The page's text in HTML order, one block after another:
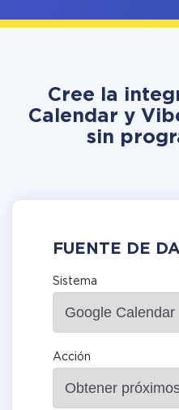
Cree la
Calendar y
sin
FUENTE DE
Sistema
Acción